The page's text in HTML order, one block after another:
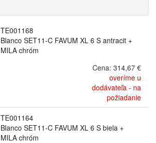
TE001168
Blanco SET11-C FAVUM XL 6 S antracit +
MILA chróm
Cena: 314,67 €
overíme u
dodávateľa - na
požiadanie
TE001164
Blanco SET11-C FAVUM XL 6 S biela +
MILA chróm